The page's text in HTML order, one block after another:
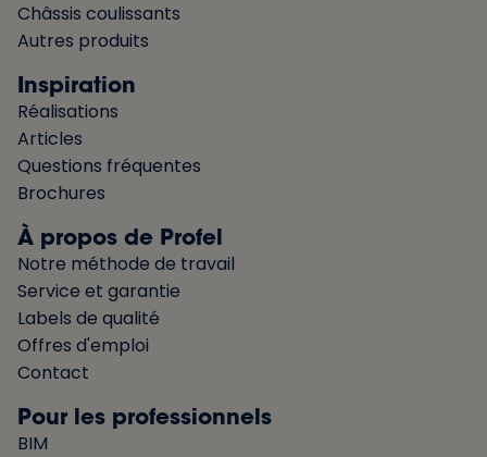
Châssis coulissants
Autres produits
Inspiration
Réalisations
Articles
Questions fréquentes
Brochures
À propos de Profel
Notre méthode de travail
Service et garantie
Labels de qualité
Offres d'emploi
Contact
Pour les professionnels
BIM